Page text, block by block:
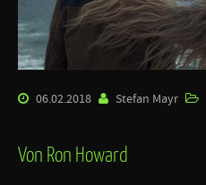
06.02.2018 Stefan Mayr
Von Ron Howard